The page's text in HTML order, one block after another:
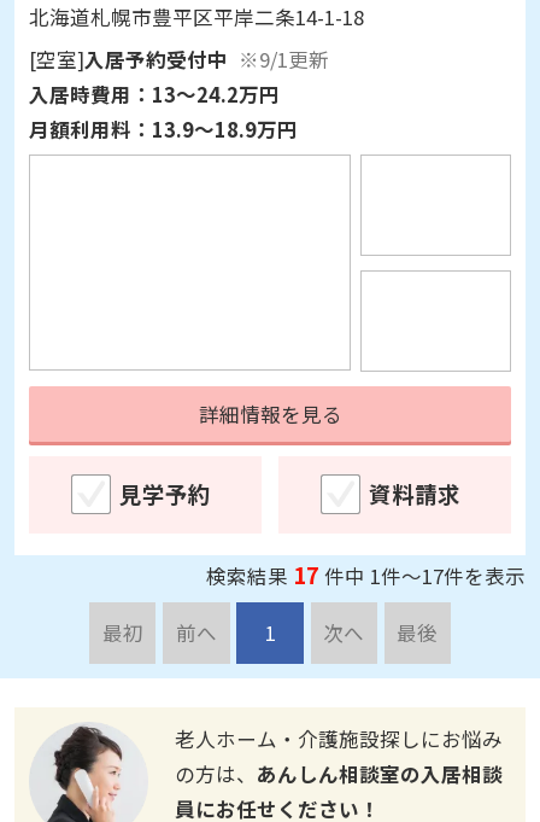
北海道札幌市豊平区平岸二条14-1-18
[空室]入居予約受付中 ※9/1更新
詳細情報を見る
見学予約 資料請求
検索結果17件中 1件～17件を表示